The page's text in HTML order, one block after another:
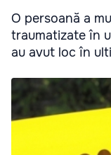
O persoană a
traumatizate în
au avut loc în